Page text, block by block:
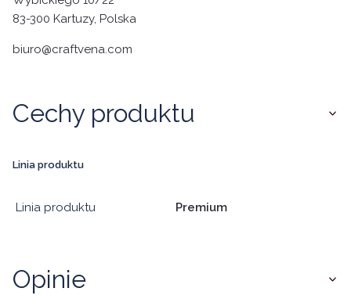
83-300 Kartuzy, Polska
biuro@craftvena.com
Cechy produktu
Linia produktu
Linia produktu Premium
Opinie